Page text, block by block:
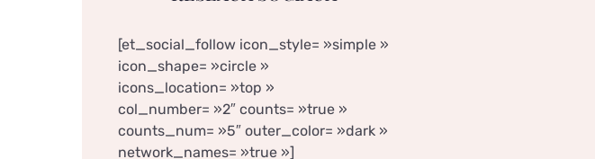
[et_social_follow icon_style= »simple »
icon_shape= »circle »
icons_location= »top »
col_number= »2″ counts= »true »
counts_num= »5″ outer_color= »dark »
network_names= »true »]